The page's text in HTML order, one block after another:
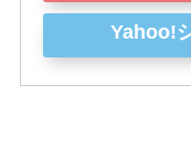
Yahoo!